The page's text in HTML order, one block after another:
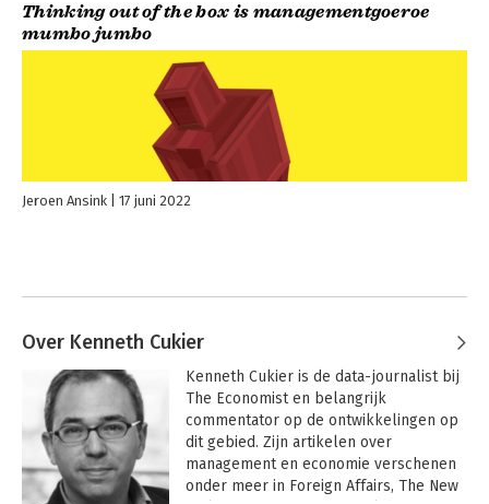
Thinking out of the box is managementgoeroe
mumbo jumbo
Jeroen Ansink 17 juni 2022
Over Kenneth Cukier
Kenneth Cukier is de data-journalist bij
The Economist en belangrijk
commentator op de ontwikkelingen op
dit gebied. Zijn artikelen over
management en economie verschenen
onder meer in Foreign Affairs, The New